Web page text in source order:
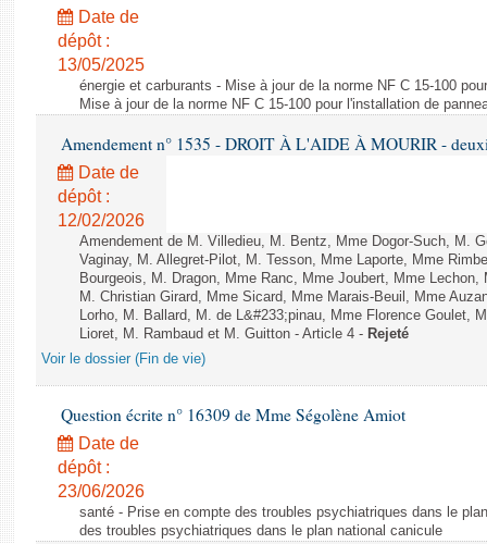
Date de
dépôt :
13/05/2025
énergie et carburants - Mise à jour de la norme NF C 15-100
Mise à jour de la norme NF C 15-100 pour l'installation de
Amendement n° 1535 - DROIT À L'AIDE À MOURIR -
Date de
dépôt :
12/02/2026
Amendement de M. Villedieu, M. Bentz, Mme Dogor-Such, M.
Vaginay, M. Allegret-Pilot, M. Tesson, Mme Laporte, Mme
Bourgeois, M. Dragon, Mme Ranc, Mme Joubert, Mme
M. Christian Girard, Mme Sicard, Mme Marais-Beuil, Mme
Lorho, M. Ballard, M. de L&#233;pinau, Mme Florence Goulet,
Lioret, M. Rambaud et M. Guitton - Article 4 - Rejeté
Voir le dossier (Fin de vie)
Question écrite n° 16309 de Mme Ségolène Amiot
Date de
dépôt :
23/06/2026
santé - Prise en compte des troubles psychiatriques dans le
des troubles psychiatriques dans le plan national canicule